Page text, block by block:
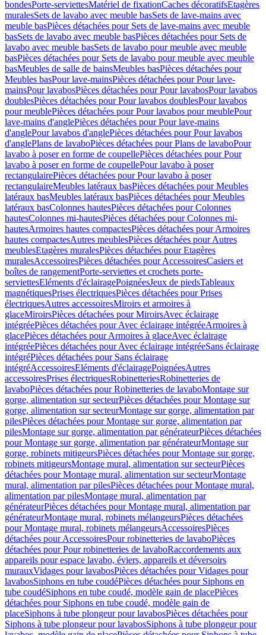
bondesPorte-serviettesMatériel de fixationCaches décoratifsEtagères
muralesSets de lavabo avec meuble basSets de lave-mains avec
meuble basPièces détachées pour Sets de lave-mains avec meuble
basSets de lavabo avec meuble basPièces détachées pour Sets de
lavabo avec meuble basSets de lavabo pour meuble avec meuble
basPièces détachées pour Sets de lavabo pour meuble avec meuble
basMeubles de salle de bainsMeubles basPièces détachées pour
Meubles basPour lave-mainsPièces détachées pour Pour lave-
mainsPour lavabosPièces détachées pour Pour lavabosPour lavabos
doublesPièces détachées pour Pour lavabos doublesPour lavabos
pour meublePièces détachées pour Pour lavabos pour meublePour
lave-mains d'anglePièces détachées pour Pour lave-mains
d'anglePour lavabos d'anglePièces détachées pour Pour lavabos
d'anglePlans de lavaboPièces détachées pour Plans de lavaboPour
lavabo à poser en forme de coupellePièces détachées pour Pour
lavabo à poser en forme de coupellePour lavabo à poser
rectangulairePièces détachées pour Pour lavabo à poser
rectangulaireMeubles latéraux basPièces détachées pour Meubles
latéraux basMeubles latéraux basPièces détachées pour Meubles
latéraux basColonnes hautesPièces détachées pour Colonnes
hautesColonnes mi-hautesPièces détachées pour Colonnes mi-
hautesArmoires hautes compactesPièces détachées pour Armoires
hautes compactesAutres meublesPièces détachées pour Autres
meublesEtagères muralesPièces détachées pour Etagères
muralesAccessoiresPièces détachées pour AccessoiresCasiers et
boîtes de rangementPorte-serviettes et crochets porte-
serviettesEléments d'éclairagePoignéesJeux de piedsTableaux
magnétiquesPrises électriquesPièces détachées pour Prises
électriquesAutres accessoiresMiroirs et armoires à
glaceMiroirsPièces détachées pour MiroirsAvec éclairage
intégréePièces détachées pour Avec éclairage intégréeArmoires à
glacePièces détachées pour Armoires à glaceAvec éclairage
intégréePièces détachées pour Avec éclairage intégréeSans éclairage
intégréPièces détachées pour Sans éclairage
intégréAccessoiresEléments d'éclairagePoignéesAutres
accessoiresPrises électriquesRobinetteriesRobinetteries de
lavaboPièces détachées pour Robinetteries de lavaboMontage sur
gorge, alimentation sur secteurPièces détachées pour Montage sur
gorge, alimentation sur secteurMontage sur gorge, alimentation par
pilesPièces détachées pour Montage sur gorge, alimentation par
pilesMontage sur gorge, alimentation par générateurPièces détachées
pour Montage sur gorge, alimentation par générateurMontage sur
gorge, robinets mitigeursPièces détachées pour Montage sur gorge,
robinets mitigeursMontage mural, alimentation sur secteurPièces
détachées pour Montage mural, alimentation sur secteurMontage
mural, alimentation par pilesPièces détachées pour Montage mural,
alimentation par pilesMontage mural, alimentation par
générateurPièces détachées pour Montage mural, alimentation par
générateurMontage mural, robinets mélangeursPièces détachées
pour Montage mural, robinets mélangeursAccessoiresPièces
détachées pour AccessoiresPour robinetteries de lavaboPièces
détachées pour Pour robinetteries de lavaboRaccordements aux
appareils pour espace lavabo, éviers, appareils et déversoirs
murauxVidages pour lavabosPièces détachées pour Vidages pour
lavabosSiphons en tube coudéPièces détachées pour Siphons en
tube coudéSiphons en tube coudé, modèle gain de placePièces
détachées pour Siphons en tube coudé, modèle gain de
placeSiphons à tube plongeur pour lavabosPièces détachées pour
Siphons à tube plongeur pour lavabosSiphons à tube plongeur pour